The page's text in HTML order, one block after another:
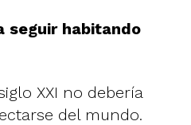
seguir habitando
XXI no debería
del mundo.